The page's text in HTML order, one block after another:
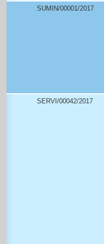
SUMIN/00001/2017
SERVI/00042/2017